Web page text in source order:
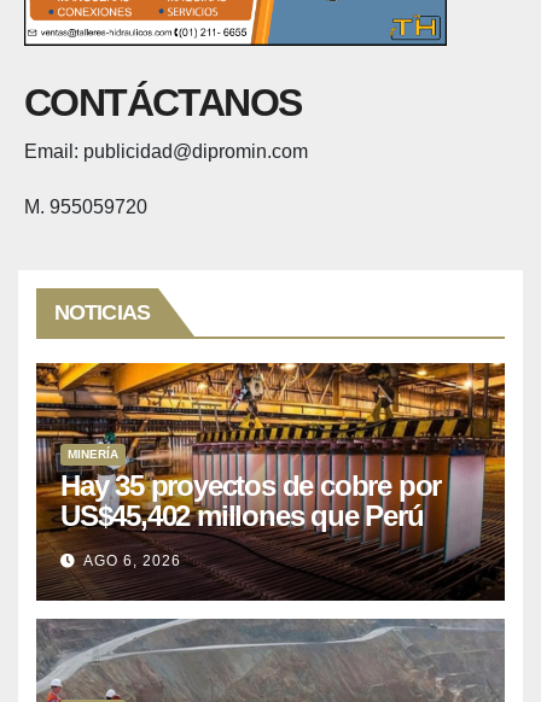
CONTÁCTANOS
Email: publicidad@dipromin.com
M. 955059720
NOTICIAS
MINERÍA
Hay 35 proyectos de cobre por
US$45,402 millones que Perú
puede aprovechar
AGO 6, 2026